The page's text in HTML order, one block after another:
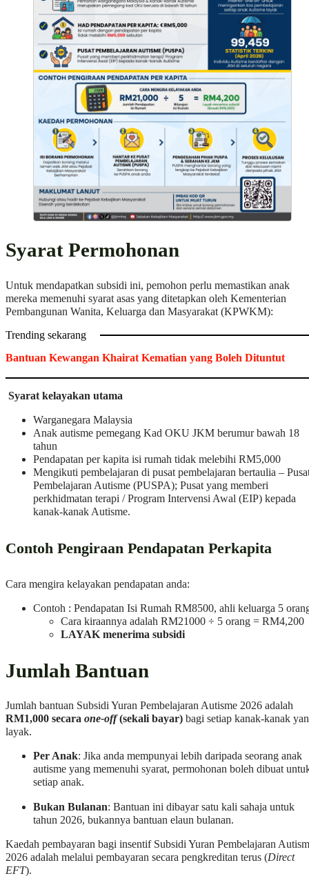
Syarat Permohonan
Untuk mendapatkan subsidi ini, pemohon perlu memastikan anak
mereka memenuhi syarat asas yang ditetapkan oleh Kementerian
Pembangunan Wanita, Keluarga dan Masyarakat (KPWKM):
Trending sekarang
Bantuan Kewangan Khairat Kematian yang Boleh Dituntut
Syarat kelayakan utama
Warganegara Malaysia
Anak autisme pemegang Kad OKU JKM berumur bawah 18
tahun
Pendapatan per kapita isi rumah tidak melebihi RM5,000
Mengikuti pembelajaran di pusat pembelajaran bertaulia –
Pembelajaran Autisme (PUSPA); Pusat yang memberi
perkhidmatan terapi / Program Intervensi Awal (EIP) kepada
kanak-kanak Autisme.
Contoh Pengiraan Pendapatan Perkapita
Cara mengira kelayakan pendapatan anda:
Contoh : Pendapatan Isi Rumah RM8500, ahli keluarga 5
Cara kiraannya adalah RM21000 ÷ 5 orang = RM4,200
LAYAK menerima subsidi
Jumlah Bantuan
Jumlah bantuan Subsidi Yuran Pembelajaran Autisme 2026 adalah
RM1,000 secara one-off(sekali bayar) bagi setiap kanak-kanak
layak.
Per Anak: Jika anda mempunyai lebih daripada seorang anak
autisme yang memenuhi syarat, permohonan boleh dibuat
setiap anak.
Bukan Bulanan: Bantuan ini dibayar satu kali sahaja untuk
tahun 2026, bukannya bantuan elaun bulanan.
Kaedah pembayaran bagi insentif Subsidi Yuran Pembelajaran
2026 adalah melalui pembayaran secara pengkreditan terus (Direct
EFT).